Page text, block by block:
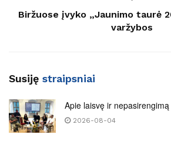
Biržuose įvyko „Jaunimo taurė
varžybos
Susiję straipsniai
Apie laisvę ir nepasirengimą
2026-08-04